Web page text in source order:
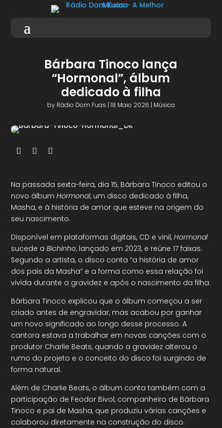
Bárbara Tinoco lança
“Hormonal”, álbum
dedicado à filha
by Rádio Dom Fuas | 18 Maio 2026 | Música
Na passada sexta-feira, dia 15, Bárbara Tinoco editou o
novo álbumHormonal, um disco dedicado à filha,
Masha, e à história de amor que esteve na origem do
seu nascimento.
Disponível em plataformas digitais, CD e vinil,Hormonal
sucede aBichinho, lançado em 2023, e reúne 17 faixas.
Segundo a artista, o disco conta “a história de amor
dos pais da Masha” e a forma como essa relação foi
vivida durante a gravidez e após o nascimento da filha.
Bárbara Tinoco explicou que o álbum começou a ser
criado antes de engravidar, mas acabou por ganhar
um novo significado ao longo desse processo. A
cantora estava a trabalhar em novas canções com o
produtor Charlie Beats, quando a gravidez alterou o
rumo do projeto e o conceito do disco foi surgindo de
forma natural.
Além de Charlie Beats, o álbum conta também com a
participação de Feodor Bivol, companheiro de Bárbara
Tinoco e pai de Masha, que produziu várias canções e
colaborou diretamente na construção do disco.